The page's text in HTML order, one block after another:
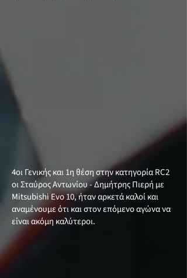
4οι Γενικής και 1η θέση στην κατηγορία RC2
οι Σταύρος Αντωνίου - Δημήτρης Πιερή με
Mitsubishi Evo 10, ήταν αρκετά καλοί και
αναμένουμε ότι και στον επόμενο αγώνα να
είναι ακόμη καλύτεροι.